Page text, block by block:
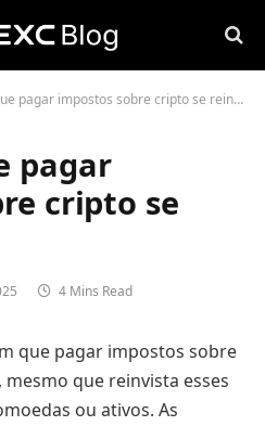
pagar impostos sobre cripto se reinvestir?
pagar
cripto se
4 Mins Read
que pagar impostos sobre
que reinvista esses
ou ativos. As